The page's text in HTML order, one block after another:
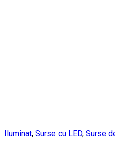
Iluminat, Surse cu LED, Surse